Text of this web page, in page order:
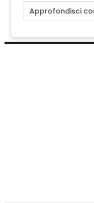
Approfondisci